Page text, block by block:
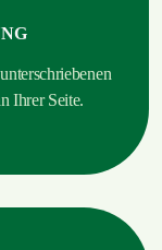
Ihrer Seite.